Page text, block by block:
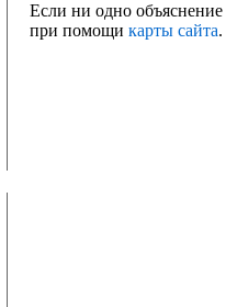
Если ни одно объяснение
при помощи карты сайта.